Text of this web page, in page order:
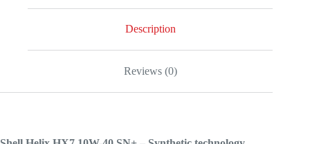
Description
Reviews (0)